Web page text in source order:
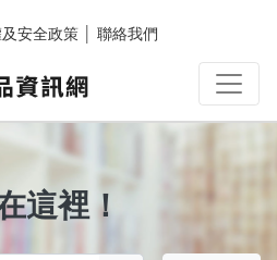
安全政策 聯絡我們
這裡！